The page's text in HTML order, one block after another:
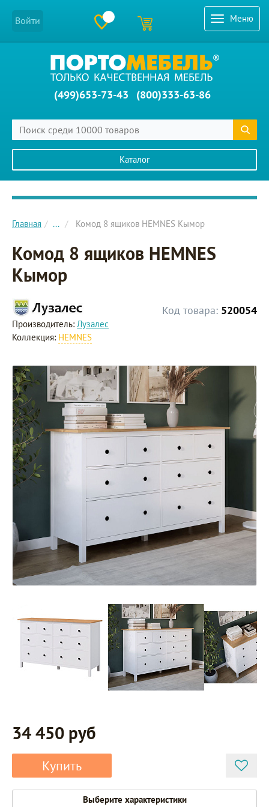
Меню
Войти
(499)653-73-43 (800)333-63-86
Каталог
Главное меню сайта
Главная ... Комод 8 ящиков HEMNES Кымор
Комод 8 ящиков HEMNES
Кымор
Код товара: 520054
Производитель: Лузалес
Коллекция: HEMNES
34 450 руб
Купить
Выберите характеристики